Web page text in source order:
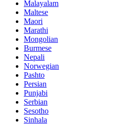
Malayalam
Maltese
Maori
Marathi
Mongolian
Burmese
Nepali
Norwegian
Pashto
Persian
Punjabi
Serbian
Sesotho
Sinhala